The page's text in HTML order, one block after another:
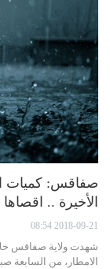
الأخيرة .. اقصاها 46 مليمتر
2018-09-21 08:54
الامطار، من السابعة صباحا من